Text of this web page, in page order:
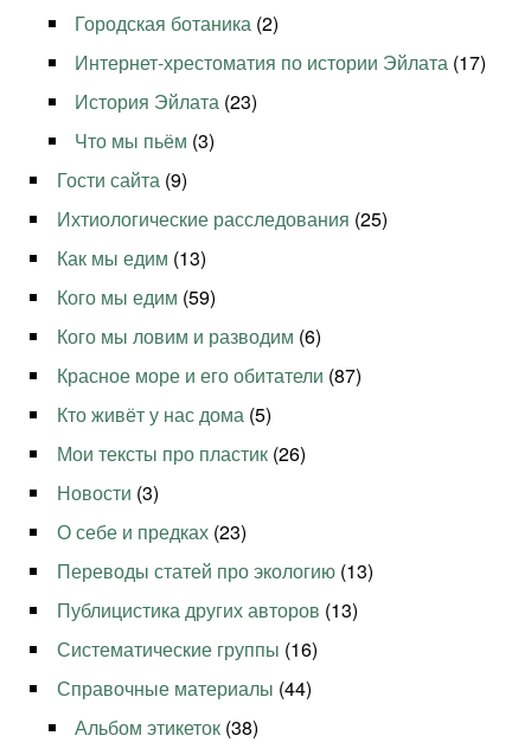
Городская ботаника (2)
Интернет-хрестоматия по истории Эйлата (17)
История Эйлата (23)
Что мы пьём (3)
Гости сайта (9)
Ихтиологические расследования (25)
Как мы едим (13)
Кого мы едим (59)
Кого мы ловим и разводим (6)
Красное море и его обитатели (87)
Кто живёт у нас дома (5)
Мои тексты про пластик (26)
Новости (3)
О себе и предках (23)
Переводы статей про экологию (13)
Публицистика других авторов (13)
Систематические группы (16)
Справочные материалы (44)
Альбом этикеток (38)